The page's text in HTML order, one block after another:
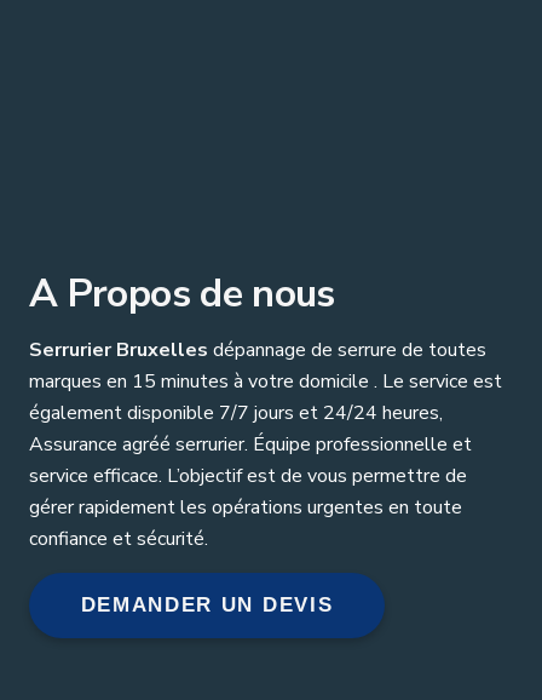
A Propos de nous
Serrurier Bruxelles dépannage de serrure de toutes
marques en 15 minutes à votre domicile . Le service est
également disponible 7/7 jours et 24/24 heures,
Assurance agréé serrurier. Équipe professionnelle et
service efficace. L’objectif est de vous permettre de
gérer rapidement les opérations urgentes en toute
confiance et sécurité.
DEMANDER UN DEVIS